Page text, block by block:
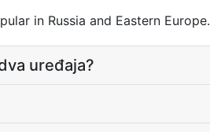
in Russia and Eastern Europe.
uređaja?